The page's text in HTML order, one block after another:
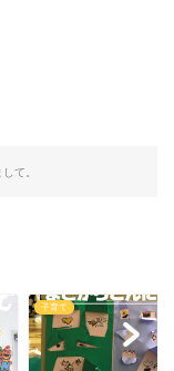
て。
子育て